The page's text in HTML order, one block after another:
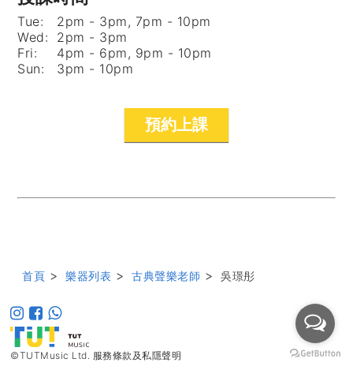
Tue:
2pm - 3pm, 7pm - 10pm
Wed:
2pm - 3pm
Fri:
4pm - 6pm, 9pm - 10pm
Sun:
3pm - 10pm
預約上課
首頁 > 樂器列表 > 古典聲樂老師 > 吳璟彤
©TUTMusic Ltd. 服務條款及私隱聲明